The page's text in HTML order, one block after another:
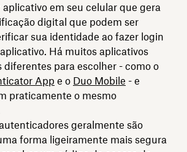
aplicativo em seu celular que gera
digital que podem ser
sua identidade ao fazer login
Há muitos aplicativos
para escolher - como o
App e o Duo Mobile - e
praticamente o mesmo
geralmente são
forma ligeiramente mais segura